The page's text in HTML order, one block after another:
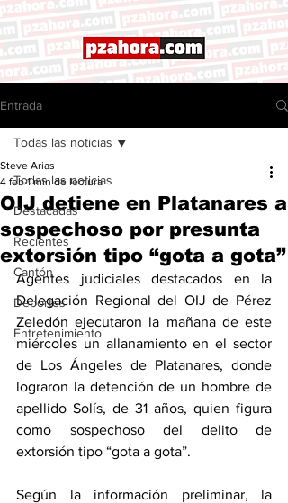
Entrada
Todas las noticias
Destacadas
Recientes
Cantón
Deportes
Entretenimiento
Todas las noticias
OIJ detiene en Platanares a
sospechoso por presunta
extorsión tipo “gota a gota”
Steve Arias
4 feb 1 min de lectura
Agentes judiciales destacados en la
Delegación Regional del OIJ de Pérez
Zeledón ejecutaron la mañana de este
miércoles un allanamiento en el sector
de Los Ángeles de Platanares, donde
lograron la detención de un hombre de
apellido Solís, de 31 años, quien figura
como sospechoso del delito de
extorsión tipo “gota a gota”.
Según la información preliminar, la